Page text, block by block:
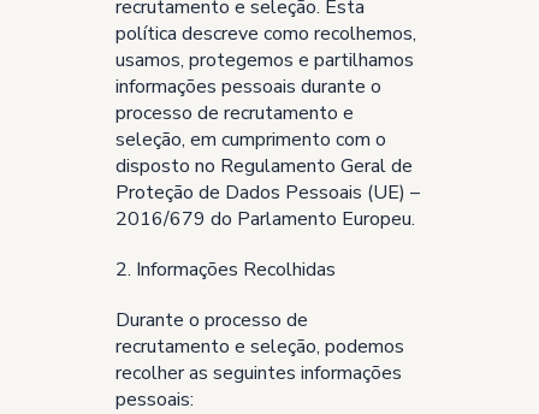
recrutamento e seleção. Esta
política descreve como recolhemos,
usamos, protegemos e partilhamos
informações pessoais durante o
processo de recrutamento e
seleção, em cumprimento com o
disposto no Regulamento Geral de
Proteção de Dados Pessoais (UE) –
2016/679 do Parlamento Europeu.
2. Informações Recolhidas
Durante o processo de
recrutamento e seleção, podemos
recolher as seguintes informações
pessoais: